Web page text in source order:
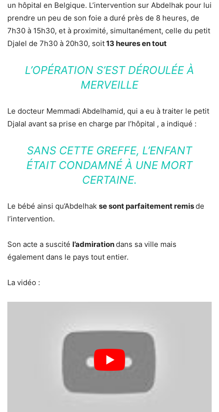
un hôpital en Belgique. L’intervention sur Abdelhak pour lui
prendre un peu de son foie a duré près de 8 heures, de
7h30 à 15h30, et à proximité, simultanément, celle du petit
Djalel de 7h30 à 20h30, soit13 heures en tout
L’OPÉRATION S’EST DÉROULÉE À
MERVEILLE
Le docteur Memmadi Abdelhamid, qui a eu à traiter le petit
Djalal avant sa prise en charge par l’hôpital , a indiqué :
SANS CETTE GREFFE, L’ENFANT
ÉTAIT CONDAMNÉ À UNE MORT
CERTAINE.
Le bébé ainsi qu’Abdelhak se sont parfaitement remisde
l’intervention.
Son acte a suscité l’admirationdans sa ville mais
également dans le pays tout entier.
La vidéo :